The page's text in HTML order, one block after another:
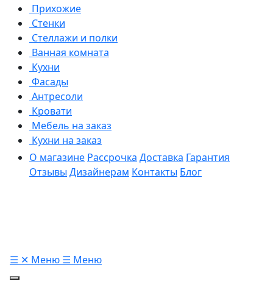
Прихожие
Стенки
Стеллажи и полки
Ванная комната
Кухни
Фасады
Антресоли
Кровати
Мебель на заказ
Кухни на заказ
О магазине Рассрочка Доставка Гарантия
Отзывы Дизайнерам Контакты Блог
☰ ✕ Меню ☰ Меню